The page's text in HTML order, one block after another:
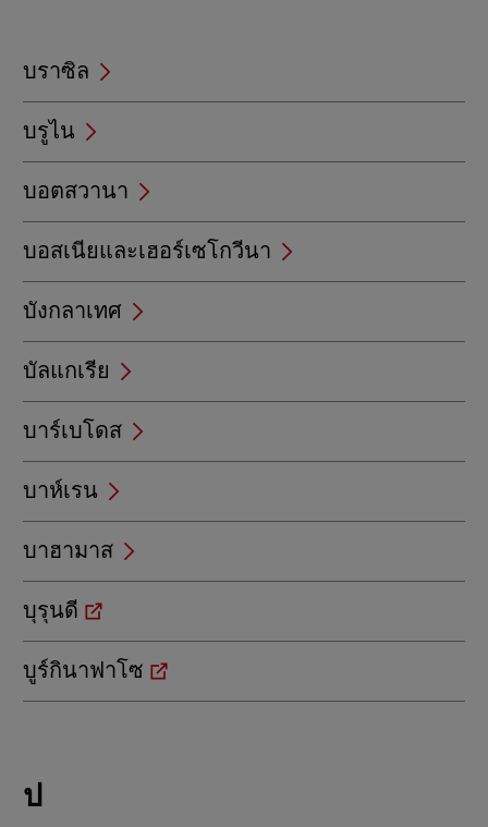
บราซิล
บรูไน
บอตสวานา
บอสเนียและเฮอร์เซโกวีนา
บังกลาเทศ
บัลแกเรีย
บาร์เบโดส
บาห์เรน
บาฮามาส
บุรุนดี
บูร์กินาฟาโซ
Locations
beginning
ป